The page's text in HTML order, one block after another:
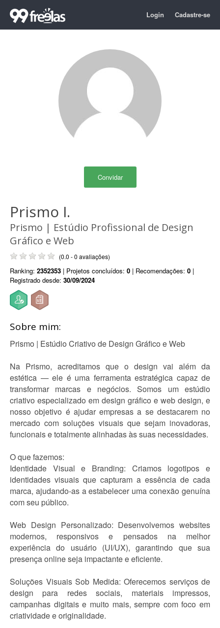
Login Cadastre-se
Convidar
Prismo I.
Prismo | Estúdio Profissional de Design
Gráfico e Web
(0.0 - 0 avaliações)
Ranking: 2352353 | Projetos concluídos: 0 | Recomendações: 0 |
Registrado desde: 30/09/2024
Sobre mim:
Prismo | Estúdio Criativo de Design Gráfico e Web
Na Prismo, acreditamos que o design vai além da
estética — ele é uma ferramenta estratégica capaz de
transformar marcas e negócios. Somos um estúdio
criativo especializado em design gráfico e web design, e
nosso objetivo é ajudar empresas a se destacarem no
mercado com soluções visuais que sejam inovadoras,
funcionais e totalmente alinhadas às suas necessidades.
O que fazemos:
Identidade Visual e Branding: Criamos logotipos e
identidades visuais que capturam a essência de cada
marca, ajudando-as a estabelecer uma conexão genuína
com seu público.
Web Design Personalizado: Desenvolvemos websites
modernos, responsivos e pensados na melhor
experiência do usuário (UI/UX), garantindo que sua
presença online seja impactante e eficiente.
Soluções Visuais Sob Medida: Oferecemos serviços de
design para redes sociais, materiais impressos,
campanhas digitais e muito mais, sempre com foco em
criatividade e originalidade.